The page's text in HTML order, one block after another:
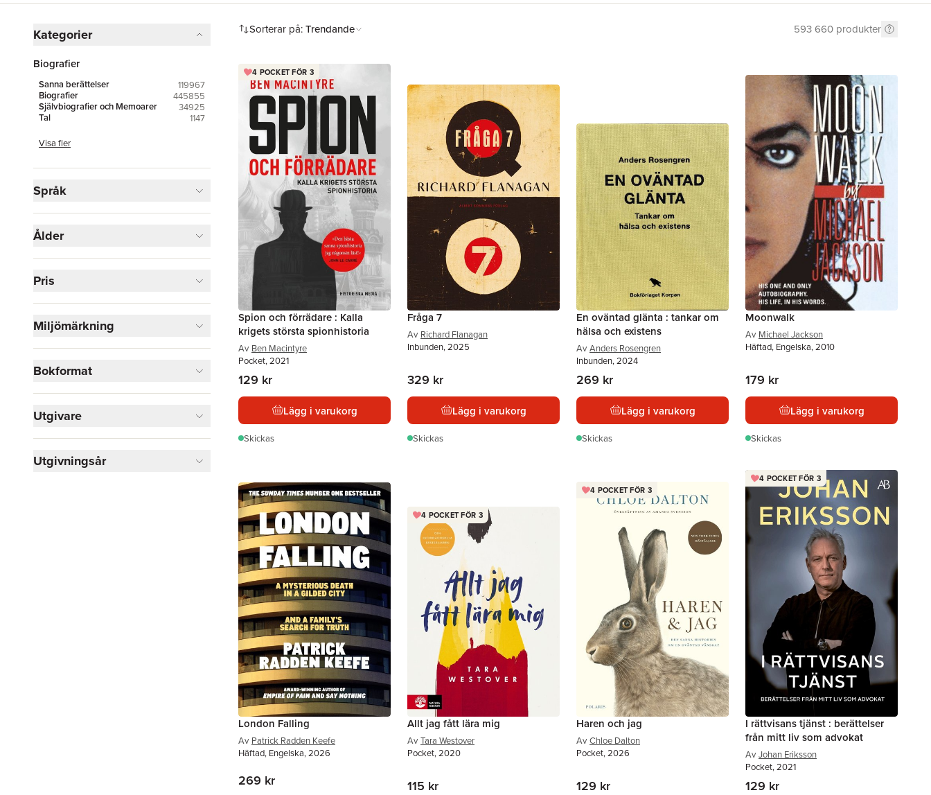
Kategorier
Biografier
Sanna berättelser 119967
Biografier 445855
Självbiografier och Memoarer 34925
Tal
1147
Visa fler
Språk
Ålder
Pris
Miljömärkning
Bokformat
Utgivare
Utgivningsår
Sorterar på:Trendande 593 660 produkter
4 POCKET FÖR 3
Spion och förrädare : Kalla
krigets största spionhistoria
Av Ben Macintyre
Pocket, 2021
129 kr
Lägg i varukorg
Skickas
Fråga 7
Av Richard Flanagan
Inbunden, 2025
329 kr
Lägg i varukorg
Skickas
En oväntad glänta : tankar om
hälsa och existens
Av Anders Rosengren
Inbunden, 2024
269 kr
Lägg i varukorg
Skickas
Moonwalk
Av Michael Jackson
Häftad, Engelska, 2010
179 kr
Lägg i varukorg
Skickas
London Falling
Av Patrick Radden Keefe
Häftad, Engelska, 2026
269 kr
4 POCKET FÖR 3
Allt jag fått lära mig
Av Tara Westover
Pocket, 2020
115 kr
4 POCKET FÖR 3
Haren och jag
Av Chloe Dalton
Pocket, 2026
129 kr
4 POCKET FÖR 3
I rättvisans tjänst : berättelser
från mitt liv som advokat
Av Johan Eriksson
Pocket, 2021
129 kr